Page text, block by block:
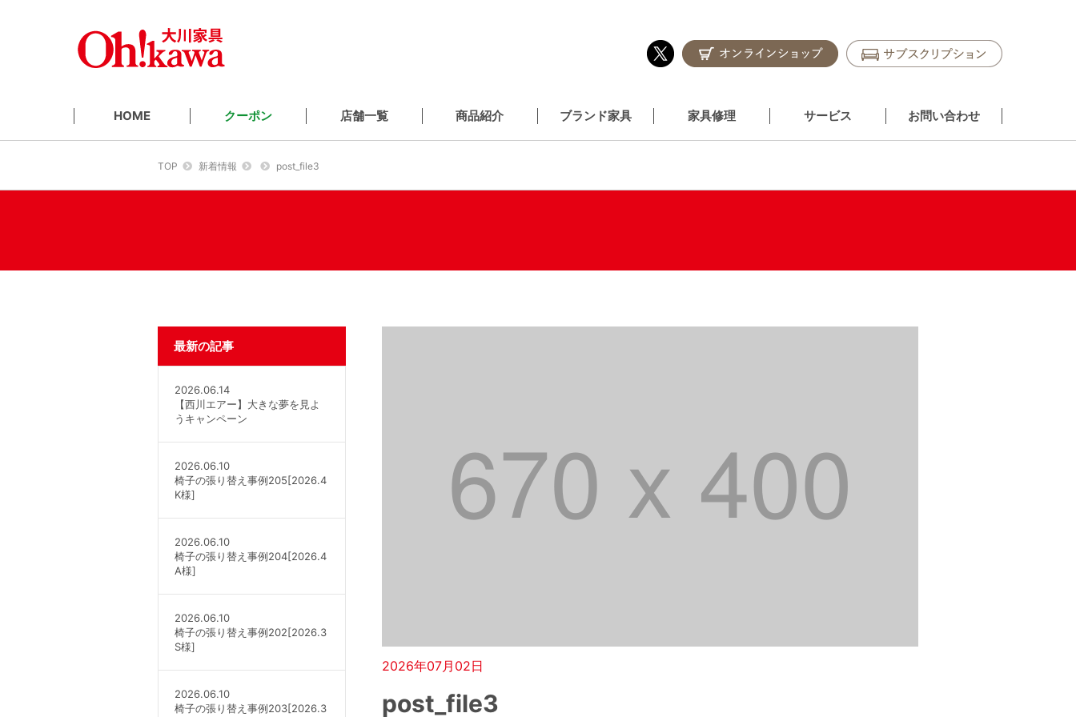
HOME クーポン 店舗一覧 商品紹介 ブランド家具 家具修理 サービス お問い合わせ
TOP 新着情報 post_file3
2026年07月02日
post_file3
最新の記事
2026.06.14
【西川エアー】大きな夢を見よ
うキャンペーン
2026.06.10
椅子の張り替え事例205[2026.4
K様]
2026.06.10
椅子の張り替え事例204[2026.4
A様]
2026.06.10
椅子の張り替え事例202[2026.3
S様]
2026.06.10
椅子の張り替え事例203[2026.3